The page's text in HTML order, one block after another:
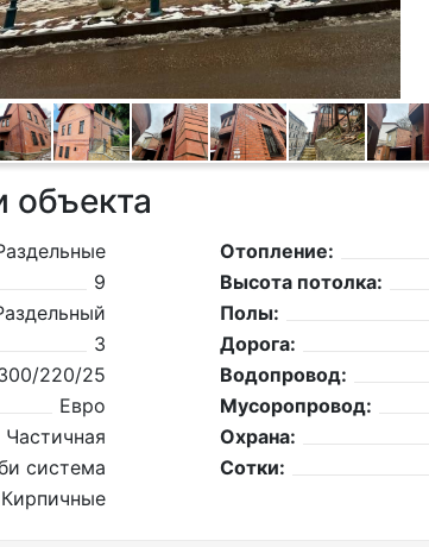
объекта
9
3
220/25
Евро
Частичная
система
Кирпичные
Отопление:
Высота потолка:
Полы:
Дорога:
Водопровод:
Мусоропровод:
Охрана:
Сотки: